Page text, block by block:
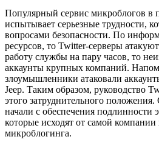
Популярный сервис микроблогов в
испытывает серьезные трудности,
вопросами безопасности. По
ресурсов, то Twitter-серверы
работу службы на пару часов, то
аккаунты крупных компаний.
злоумышленники атаковали
Jeep. Таким образом, руководство
этого затруднительного
начали с обеспечения подлинности
которые исходят от самой компании
микроблогинга.